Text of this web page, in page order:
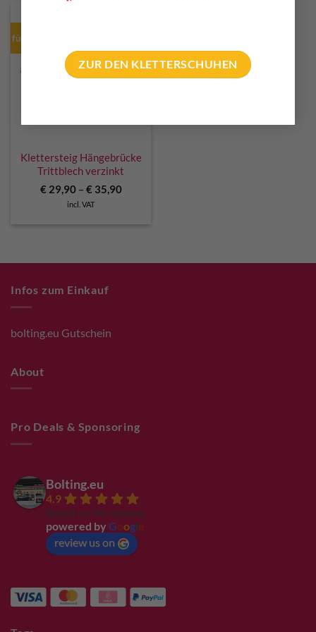
ZUR DEN KLETTERSCHUHEN
für Hängebrücke
Klettersteig Hängebrücke
Trittblech verzinkt
€29,90– €35,90
incl. VAT
Infos zum Einkauf
bolting.eu Gutschein
About
Pro Deals & Sponsoring
Bolting.eu
4.9
Based on 94 reviews
powered by G ogl
review us on